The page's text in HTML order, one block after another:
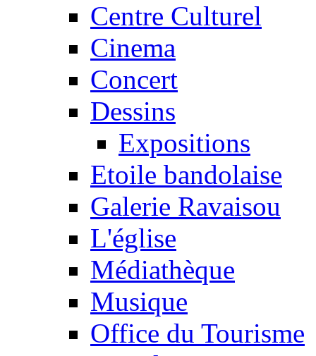
Centre Culturel
Cinema
Concert
Dessins
Expositions
Etoile bandolaise
Galerie Ravaisou
L'église
Médiathèque
Musique
Office du Tourisme